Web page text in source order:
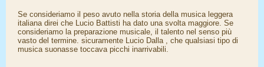
Se consideriamo il peso avuto nella storia della musica leggera
italiana direi che Lucio Battisti ha dato una svolta maggiore. Se
consideriamo la preparazione musicale, il talento nel senso più
vasto del termine. sicuramente Lucio Dalla , che qualsiasi tipo di
musica suonasse toccava picchi inarrivabili.